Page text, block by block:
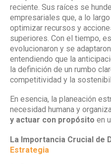
reciente. Sus raíces se
empresariales que, a lo
optimizar recursos y
superiores. Con el tiempo,
evolucionaron y se
entendiendo que la
la definición de un rumbo
competitividad y la
En esencia, la planeación
necesidad humana y
y actuar con propósito en
La Importancia Crucial de
Estrategia